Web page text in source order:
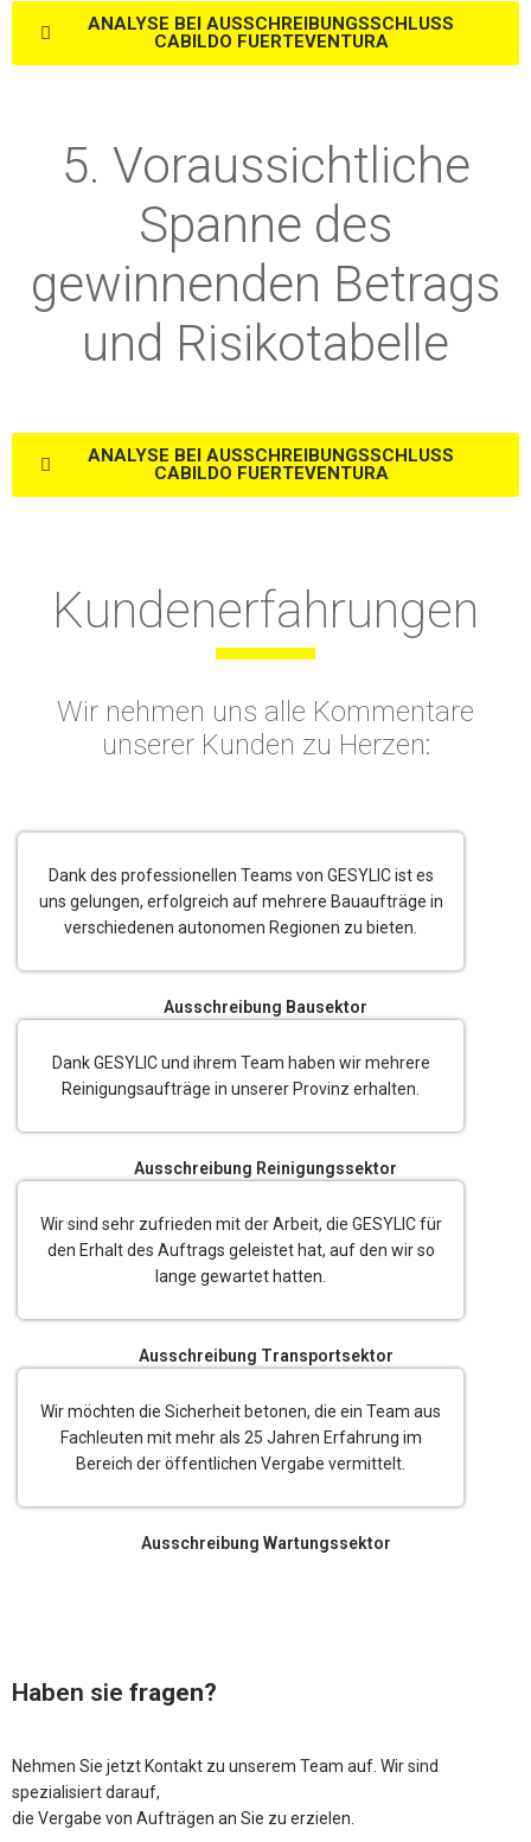
ANALYSE BEI AUSSCHREIBUNGSSCHLUSS
CABILDO FUERTEVENTURA
5. Voraussichtliche
Spanne des
gewinnenden Betrags
und Risikotabelle
ANALYSE BEI AUSSCHREIBUNGSSCHLUSS
CABILDO FUERTEVENTURA
Kundenerfahrungen
Wir nehmen uns alle Kommentare
unserer Kunden zu Herzen:
Dank des professionellen Teams von GESYLIC ist es
uns gelungen, erfolgreich auf mehrere Bauaufträge in
verschiedenen autonomen Regionen zu bieten.
Ausschreibung Bausektor
Dank GESYLIC und ihrem Team haben wir mehrere
Reinigungsaufträge in unserer Provinz erhalten.
Ausschreibung Reinigungssektor
Wir sind sehr zufrieden mit der Arbeit, die GESYLIC für
den Erhalt des Auftrags geleistet hat, auf den wir so
lange gewartet hatten.
Ausschreibung Transportsektor
Wir möchten die Sicherheit betonen, die ein Team aus
Fachleuten mit mehr als 25 Jahren Erfahrung im
Bereich der öffentlichen Vergabe vermittelt.
Ausschreibung Wartungssektor
Haben sie fragen?
Nehmen Sie jetzt Kontakt zu unserem Team auf. Wir sind
spezialisiert darauf,
die Vergabe von Aufträgen an Sie zu erzielen.